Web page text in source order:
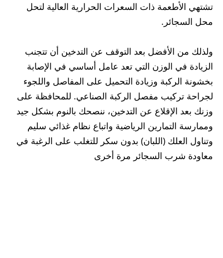
تشتهي الأطعمة ذات السعرات الحرارية العالية لتحل
محل السجائر.
ولذلك من الأفضل بعد التوقف عن التدخين أن تتجنب
الزيادة في الوزن التي تعد عامل أساسي في الإصابة
بخشونة الركبة وزيادة التحميل على المفاصل واللجوء
لجراحة تركيب مفصل الركبة الصناعي. للمحافظة على
وزنك بعد الإقلاع عن التدخين، ننصحك بالنوم بشكل جيد
وممارسة التمارين الرياضية واتباع نظام غذائي سليم
وتناول العلك (اللبان) بدون سكر للتغلب على الرغبة في
معاودة شرب السجائر مرة أخرى